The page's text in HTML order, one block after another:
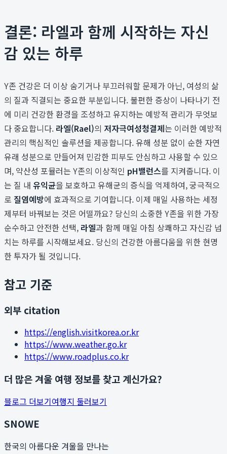
결론: 라엘과 함께 시작하는 자신
감 있는 하루
Y존 건강은 더 이상 숨기거나 부끄러워할 문제가 아닌, 여성의 삶
의 질과 직결되는 중요한 부분입니다. 불편한 증상이 나타나기 전
에 미리 건강한 환경을 조성하고 유지하는 예방적 관리가 무엇보
다 중요합니다. 라엘(Rael)의 저자극여성청결제는 이러한 예방적
관리의 핵심적인 솔루션을 제공합니다. 유해 성분 없이 순한 자연
유래 성분으로 만들어져 민감한 피부도 안심하고 사용할 수 있으
며, 약산성 포뮬러는 Y존의 이상적인 pH밸런스를 지켜줍니다. 이
는 질 내 유익균을 보호하고 유해균의 증식을 억제하여, 궁극적으
로 질염예방에 효과적으로 기여합니다. 이제 매일 사용하는 세정
제부터 바꿔보는 것은 어떨까요? 당신의 소중한 Y존을 위한 가장
순수하고 안전한 선택, 라엘과 함께 매일 아침 상쾌하고 자신감 넘
치는 하루를 시작해보세요. 당신의 건강한 아름다움을 위한 현명
한 투자가 될 것입니다.
참고 기준
외부 citation
https://english.visitkorea.or.kr
https://www.weather.go.kr
https://www.roadplus.co.kr
더 많은 겨울 여행 정보를 찾고 계신가요?
블로그 더보기여행지 둘러보기
SNOWE
한국의 아름다운 겨울을 만나는